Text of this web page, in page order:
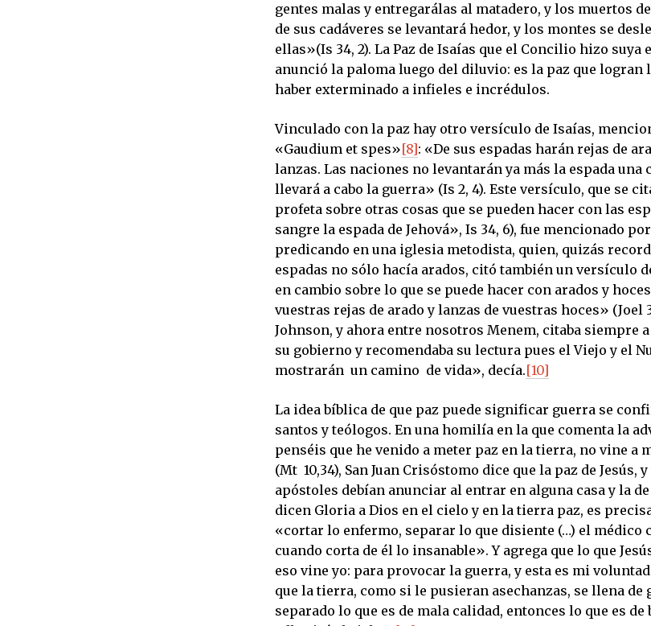
gentes malas y entregarálas al matadero, y los muertos
de sus cadáveres se levantará hedor, y los montes se
ellas»(Is 34, 2). La Paz de Isaías que el Concilio hizo suya
anunció la paloma luego del diluvio: es la paz que logran
haber exterminado a infieles e incrédulos.
Vinculado con la paz hay otro versículo de Isaías,
«Gaudium et spes»[8]: «De sus espadas harán rejas de
lanzas. Las naciones no levantarán ya más la espada una
llevará a cabo la guerra» (Is 2, 4). Este versículo, que se
profeta sobre otras cosas que se pueden hacer con las
sangre la espada de Jehová», Is 34, 6), fue mencionado
predicando en una iglesia metodista, quien, quizás
espadas no sólo hacía arados, citó también un versículo
en cambio sobre lo que se puede hacer con arados y
vuestras rejas de arado y lanzas de vuestras hoces» (Joel
Johnson, y ahora entre nosotros Menem, citaba siempre
su gobierno y recomendaba su lectura pues el Viejo y el
mostrarán un camino de vida», decía.[10]
La idea bíblica de que paz puede significar guerra se
santos y teólogos. En una homilía en la que comenta la
penséis que he venido a meter paz en la tierra, no vine a
(Mt 10,34), San Juan Crisóstomo dice que la paz de Jesús,
apóstoles debían anunciar al entrar en alguna casa y la
dicen Gloria a Dios en el cielo y en la tierra paz, es
«cortar lo enfermo, separar lo que disiente (…) el médico
cuando corta de él lo insanable». Y agrega que lo que
eso vine yo: para provocar la guerra, y esta es mi
que la tierra, como si le pusieran asechanzas, se llena de
separado lo que es de mala calidad, entonces lo que es de